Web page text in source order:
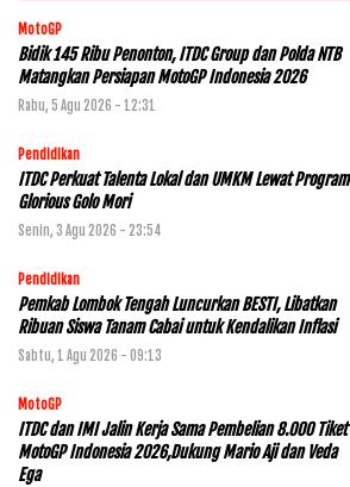
MotoGP
Bidik 145 Ribu Penonton, ITDC Group dan Polda NTB
Matangkan Persiapan MotoGP Indonesia 2026
Rabu, 5 Agu 2026 - 12:31
Pendidikan
ITDC Perkuat Talenta Lokal dan UMKM Lewat Program
Glorious Golo Mori
Senin, 3 Agu 2026 - 23:54
Pendidikan
Pemkab Lombok Tengah Luncurkan BESTI, Libatkan
Ribuan Siswa Tanam Cabai untuk Kendalikan Inflasi
Sabtu, 1 Agu 2026 - 09:13
MotoGP
ITDC dan IMI Jalin Kerja Sama Pembelian 8.000 Tiket
MotoGP Indonesia 2026,Dukung Mario Aji dan Veda
Ega